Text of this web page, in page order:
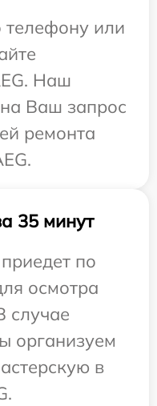
телефону или
Наш
на Ваш запрос
ремонта
35 минут
по
осмотра
случае
организуем
в